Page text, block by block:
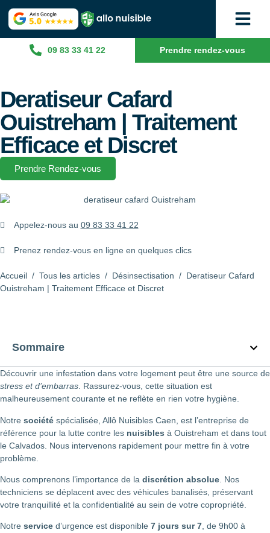
09 83 33 41 22 Prendre rendez-vous
Deratiseur Cafard
Ouistreham | Traitement
Efficace et Discret
Prendre Rendez-vous
Appelez-nous au 09 83 33 41 22
Prenez rendez-vous en ligne en quelques clics
Accueil / Tous les articles / Désinsectisation / Deratiseur Cafard
Ouistreham | Traitement Efficace et Discret
Sommaire
Découvrir une infestation dans votre logement peut être une source de
stress et d’embarras . Rassurez-vous, cette situation est
malheureusement courante et ne reflète en rien votre hygiène.
Notre société spécialisée, Allô Nuisibles Caen, est l’entreprise de
référence pour la lutte contre les nuisibles à Ouistreham et dans tout
le Calvados. Nous intervenons rapidement pour mettre fin à votre
problème.
Nous comprenons l’importance de la discrétion absolue . Nos
techniciens se déplacent avec des véhicules banalisés, préservant
votre tranquillité et la confidentialité au sein de votre copropriété.
Notre service d’urgence est disponible 7 jours sur 7, de 9h00 à